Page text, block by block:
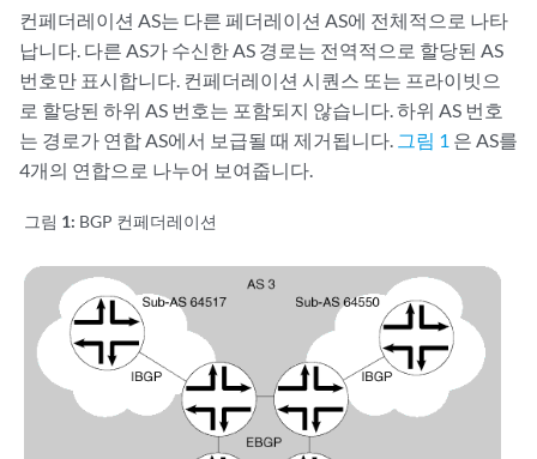
컨페더레이션 AS는 다른 페더레이션 AS에 전체적으로 나타
납니다. 다른 AS가 수신한 AS 경로는 전역적으로 할당된 AS
번호만 표시합니다. 컨페더레이션 시퀀스 또는 프라이빗으
로 할당된 하위 AS 번호는 포함되지 않습니다. 하위 AS 번호
는 경로가 연합 AS에서 보급될 때 제거됩니다. 그림 1 은 AS를
4개의 연합으로 나누어 보여줍니다.
그림 1: BGP 컨페더레이션